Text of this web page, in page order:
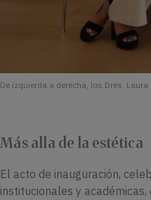
De izquierda a derecha, los Dres.
Más alla de la estética
El acto de inauguración,
institucionales y